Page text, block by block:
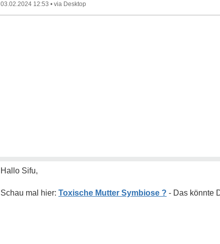
03.02.2024 12:53 •
Hallo Sifu,
Toxische Mutter Symbiose ?